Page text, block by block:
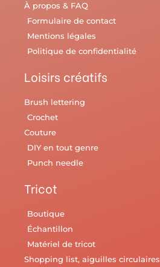
À propos & FAQ
Formulaire de contact
Mentions légales
Politique de confidentialité
Loisirs créatifs
Brush lettering
Crochet
Couture
DIY en tout genre
Punch needle
Tricot
Boutique
Échantillon
Matériel de tricot
Shopping list, aiguilles circulaires